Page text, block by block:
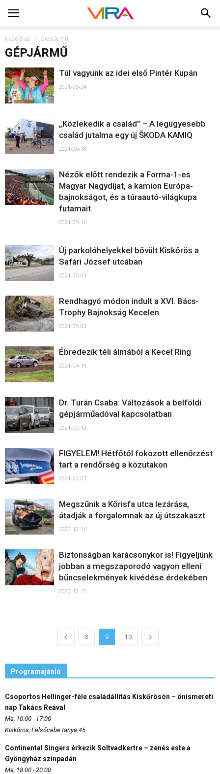
Kezdőlap Gépjármű
GÉPJÁRMŰ
Túl vagyunk az idei első Pintér Kupán
2021-05-24
„Közlekedik a család” – A legügyesebb
család jutalma egy új ŠKODA KAMIQ
2021-05-18
Nézők előtt rendezik a Forma-1-es
Magyar Nagydíjat, a kamion Európa-
bajnokságot, és a túraautó-világkupa
futamait
2021-05-16
Új parkolóhelyekkel bővült Kiskőrös a
Safári József utcában
2021-05-03
Rendhagyó módon indult a XVI. Bács-
Trophy Bajnokság Kecelen
2021-05-02
Ébredezik téli álmából a Kecel Ring
2021-04-19
Dr. Turán Csaba: Változások a belföldi
gépjárműadóval kapcsolatban
2021-02-12
FIGYELEM! Hétfőtől fokozott ellenőrzést
tart a rendőrség a közutakon
2021-02-07
Megszűnik a Kőrisfa utca lezárása,
átadják a forgalomnak az új útszakaszt
2020-12-16
Biztonságban karácsonykor is! Figyeljünk
jobban a megszaporodó vagyon elleni
bűncselekmények kivédése érdekében
2020-12-15
8 9 10
Programajánló
Csoportos Hellinger-féle családállítás Kiskőrösön – önismereti
nap Takács Reával
Ma, 10:00 - 17:00
Kiskőrös, Felsőcebe tanya 45.
Continental Singers érkezik Soltvadkertre – zenés este a
Gyöngyház színpadán
Ma, 18:00 - 20:00